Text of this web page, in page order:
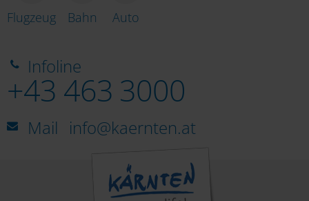
Flugzeug Bahn Auto
Infoline
+43 463 3000
Mail info@kaernten.at